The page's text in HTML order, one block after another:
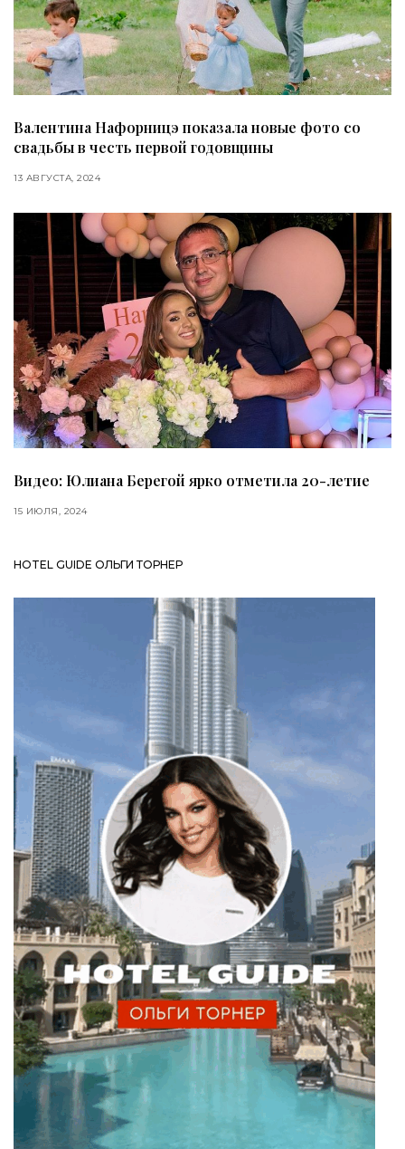
Валентина Нафорницэ показала новые фото со
свадьбы в честь первой годовщины
13 АВГУСТА, 2024
Видео: Юлиана Берегой ярко отметила 20-летие
15 ИЮЛЯ, 2024
HOTEL GUIDE ОЛЬГИ ТОРНЕР